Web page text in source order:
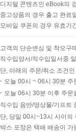
디지털 콘텐츠인 eBook의
중고상품의 경우 출고 완료
모바일 쿠폰의 경우 유효기
고객의 단순변심 및 착오구
직수입양서/직수입일서중
단, 아래의 주문/취소 조건
오늘 00시 ~ 06시 30분
오늘 06시 30분 이후 주
직수입 음반/영상물/기프트
단, 당일 00시~13시 사이의
박스 포장은 택배 배송이